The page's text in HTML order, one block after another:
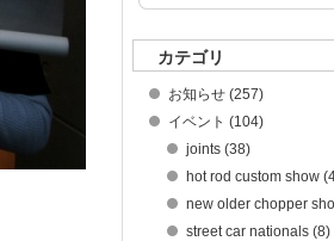
カテゴリ
お知らせ (257)
イベント (104)
joints (38)
hot rod custom show
new older chopper
street car nationals (8)